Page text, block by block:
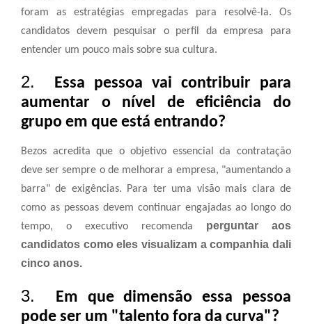
foram as estratégias empregadas para resolvê-la. Os
candidatos devem pesquisar o perfil da empresa para
entender um pouco mais sobre sua cultura.
2.
Essa pessoa vai contribuir para
aumentar o nível de eficiência do
grupo em que está entrando?
Bezos acredita que o objetivo essencial da contratação
deve ser sempre o de melhorar a empresa, "aumentando a
barra" de exigências. Para ter uma visão mais clara de
como as pessoas devem continuar engajadas ao longo do
tempo, o executivo recomenda perguntar aos
candidatos como eles visualizam a companhia dali
cinco anos.
3.
Em que dimensão essa pessoa
pode ser um "talento fora da curva"?